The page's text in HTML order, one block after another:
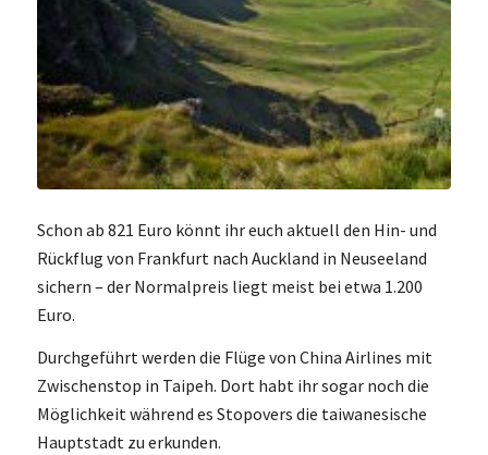
Schon ab 821 Euro könnt ihr euch aktuell den Hin- und
Rückflug von Frankfurt nach Auckland in Neuseeland
sichern – der Normalpreis liegt meist bei etwa 1.200
Euro.
Durchgeführt werden die Flüge von China Airlines mit
Zwischenstop in Taipeh. Dort habt ihr sogar noch die
Möglichkeit während es Stopovers die taiwanesische
Hauptstadt zu erkunden.